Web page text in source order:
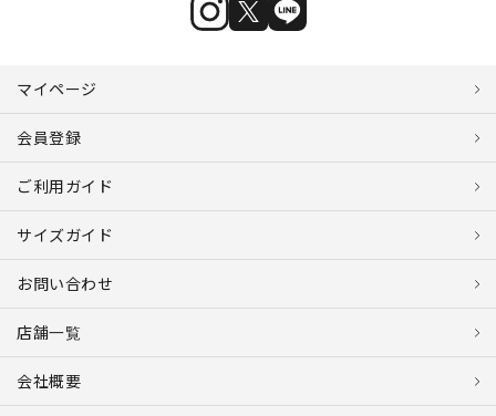
マイページ
会員登録
ご利用ガイド
サイズガイド
お問い合わせ
店舗一覧
会社概要